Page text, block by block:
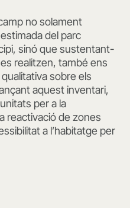
no solament
del parc
sinó que sustentant-
realitzen, també ens
sobre els
aquest inventari,
per a la
reactivació de zones
a l’habitatge per